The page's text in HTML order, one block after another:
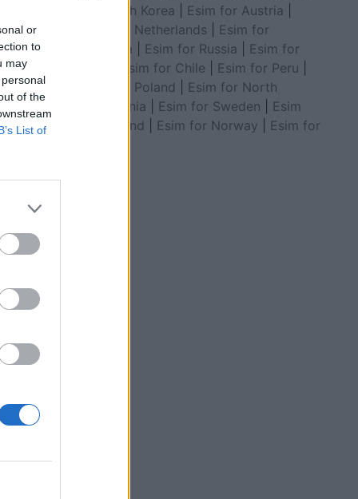
or
to
may
of the
List of
for South Korea
Esim for Austria
Esim for Netherlands
Esim for
Australia
Esim for Russia
Esim for
Esim for Chile Esim for Peru
Esim for Poland
Esim for North
Macedonia
Esim for Sweden
Esim
for Finland
Esim for Norway
Esim for